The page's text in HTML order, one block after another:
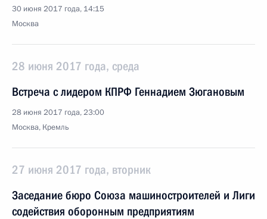
30 июня 2017 года, 14:15
Москва
28 июня 2017 года, среда
Встреча с лидером КПРФ Геннадием Зюгановым
28 июня 2017 года, 23:00
Москва, Кремль
27 июня 2017 года, вторник
Заседание бюро Союза машиностроителей и Лиги
содействия оборонным предприятиям